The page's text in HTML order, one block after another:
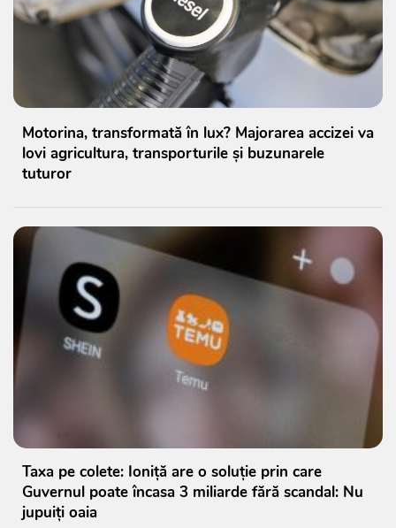
Motorina, transformată în lux? Majorarea accizei va
lovi agricultura, transporturile și buzunarele
tuturor
Taxa pe colete: Ioniță are o soluție prin care
Guvernul poate încasa 3 miliarde fără scandal: Nu
jupuiți oaia